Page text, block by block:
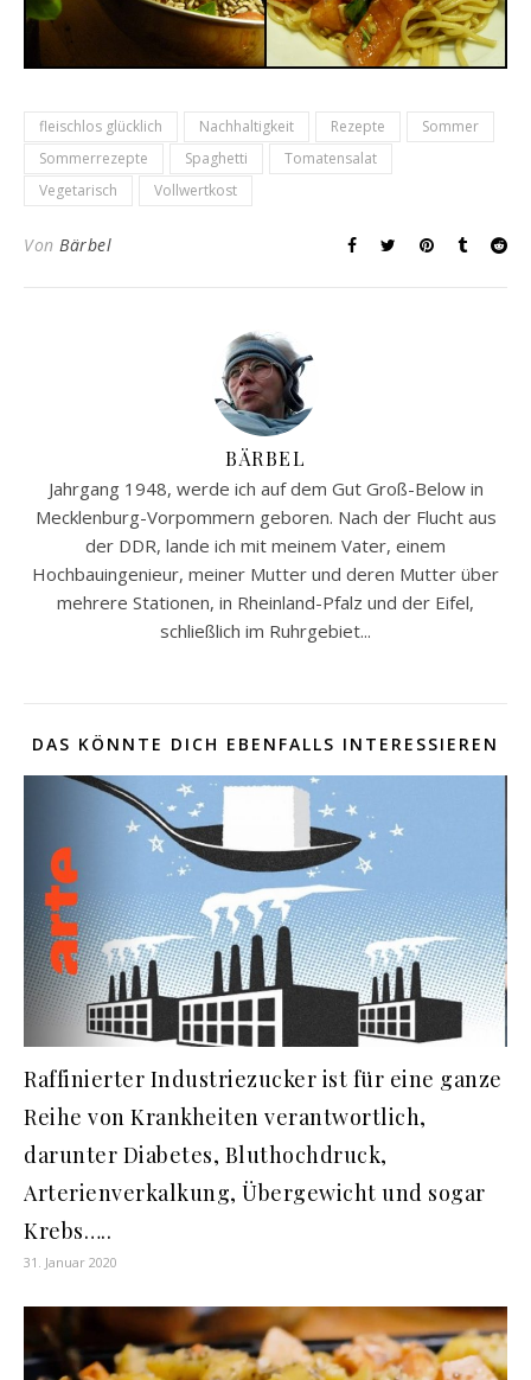
fleischlos glücklich Nachhaltigkeit Rezepte
Sommer
Sommerrezepte
Spaghetti
Tomatensalat
Vegetarisch
Vollwertkost
Von Bärbel
BÄRBEL
Jahrgang 1948, werde ich auf dem Gut Groß-Below in
Mecklenburg-Vorpommern geboren. Nach der Flucht aus
der DDR, lande ich mit meinem Vater, einem
Hochbauingenieur, meiner Mutter und deren Mutter über
mehrere Stationen, in Rheinland-Pfalz und der Eifel,
schließlich im Ruhrgebiet...
DAS KÖNNTE DICH EBENFALLS INTERESSIEREN
Raffinierter Industriezucker ist für eine ganze
Reihe von Krankheiten verantwortlich,
darunter Diabetes, Bluthochdruck,
Arterienverkalkung, Übergewicht und sogar
Krebs…..
31. Januar 2020